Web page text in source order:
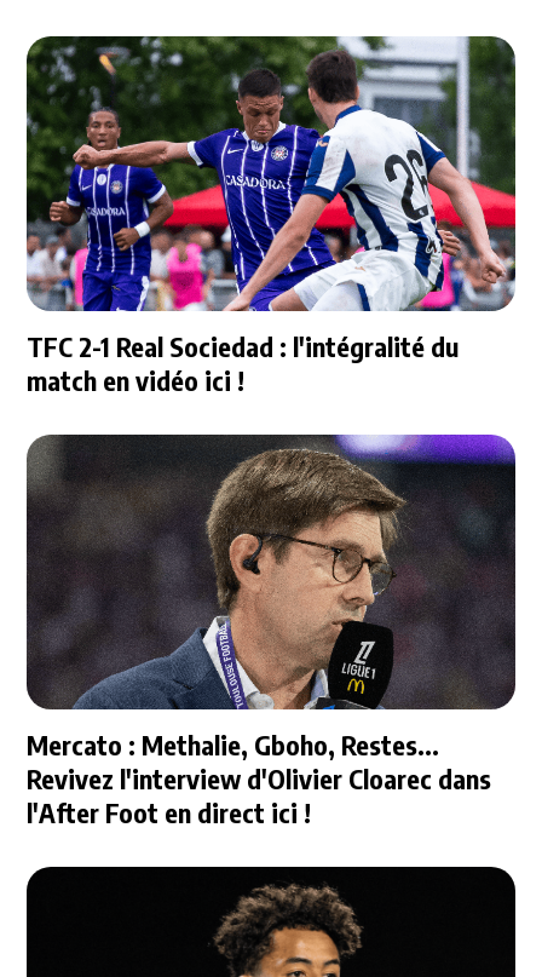
TFC 2-1 Real Sociedad : l'intégralité du
match en vidéo ici !
Mercato : Methalie, Gboho, Restes...
Revivez l'interview d'Olivier Cloarec dans
l'After Foot en direct ici !